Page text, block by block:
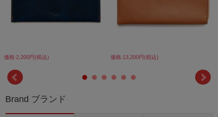
価格:2,200円(税込) 価格:13,200円(税込)
Brand ブランド